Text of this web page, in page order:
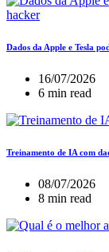
Dados da Apple e Tesla
16/07/2026
6 min read
Treinamento de IA com
08/07/2026
8 min read